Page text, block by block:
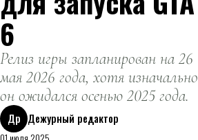
6
Релиз игры запланирован на 26
мая 2026 года, хотя изначально
он ожидался осенью 2025 года.
Др Дежурный редактор